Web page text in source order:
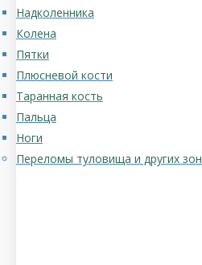
Надколенника
Колена
Пятки
Плюсневой кости
Таранная кость
Пальца
Ноги
Переломы туловища и других зон